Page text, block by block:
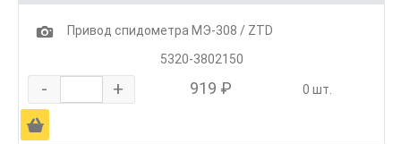
1
Привод спидометра МЭ-308 / ZTD
5320-3802150
- + 919 ₽ 0 шт.
Ä